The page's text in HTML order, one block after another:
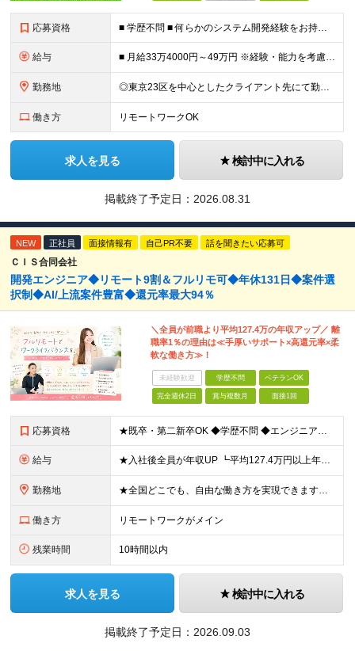
応募資格 ■ 学歴不問 ■ 何らかのシステム開発経験をお持ちの方（言語不問） ※Java、Python、PHPなどのメジャーな言語が使える方は大歓迎です！ ＼こんな方にピッタリの環境です／ ◎「成長しなきゃ」
給与 ■ 月給33万4000円～49万円 ※経験・能力を考慮して優遇します。 ※上記には固定残業代（月30時間分・6万3500円～9万3100円）を含みます。超過分は全額支給。 ※待機期間中全額給与を保証
勤務地 ◎東京23区を中心としたクライアント先にて勤務いただきます（転居を伴う転勤なし） ◎在宅勤務も活用できます ■ 本社 東京都江戸川区南葛西3-5-3-402 (変更の範囲)上記を除く当社関連勤務地
働き方 リモートワークOK
求人を見る 検討中に入れる
掲載終了予定日： 2026.08.31
NEW 正社員 面接情報有 自己PR不要 話を聞きたい応募可
ＣＩＳ合同会社
開発エンジニア◆リモート9割＆フルリモ可◆年休131日◆案件選
択制◆AI/上流案件豊富◆還元率最大94％
＼全員が前職より平均127.4万の年収アップ／ 離
職率1％の理由は≪手厚いサポート×高還元率×柔
軟な働き方≫！
未経験歓迎 学歴不問 ベテランOK
完全週休2日 賞与複数月 面接1回
応募資格 ★既卒・第二新卒OK ◆学歴不問 ◆エンジニアとして実務経験をお持ちの方（1年以上） ★意欲重視の採用です！ 「経歴に自信がない」という方も、"今後挑戦したいこと""スキルアップしたいこと"について
給与 ★入社後全員が年収UP ┗平均127.4万円以上年収UP！ ┗最大390万円UPの実績もあり 月給35万円～100万円＋決算賞与＋各種手当 【 給与イメージ 】 ■経験1年以上…月給35万円～＋決
勤務地 ★全国どこでも、自由な働き方を実現できます！ 全国のプロジェクト先やフルリモート環境での勤務も可能です。 ＼自由度の高い働き方、叶えます／ □フルリモートで働きたい □ハイブリットに働きたい □家庭
働き方 リモートワークがメイン
残業時間 10時間以内
求人を見る 検討中に入れる
掲載終了予定日： 2026.09.03